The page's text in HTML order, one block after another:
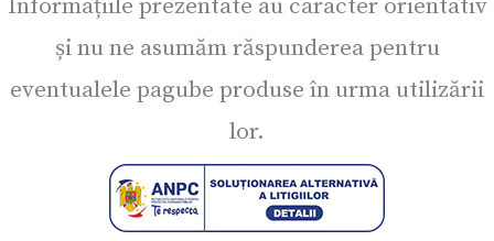
Informațiile prezentate au caracter orientativ
și nu ne asumăm răspunderea pentru
eventualele pagube produse în urma utilizării
lor.